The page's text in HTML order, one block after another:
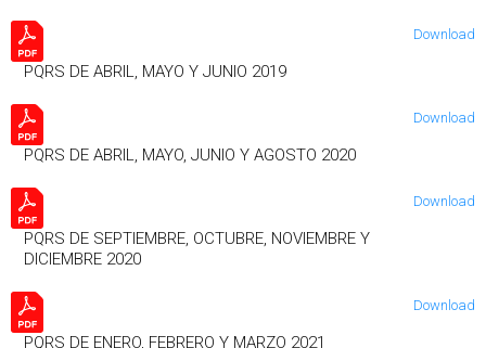
PQRS DE ABRIL, MAYO Y JUNIO 2019
Download
PQRS DE ABRIL, MAYO, JUNIO Y AGOSTO 2020
Download
PQRS DE SEPTIEMBRE, OCTUBRE, NOVIEMBRE Y
DICIEMBRE 2020
Download
PQRS DE ENERO, FEBRERO Y MARZO 2021
Download